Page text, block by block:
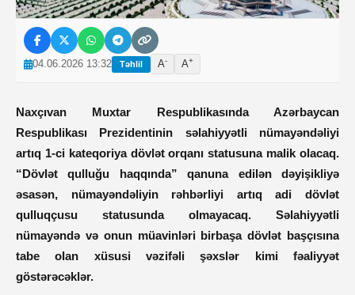
04.06.2026 13:32 Təhlil A- A+
Naxçıvan Muxtar Respublikasında Azərbaycan
Respublikası Prezidentinin səlahiyyətli nümayəndəliyi
artıq 1-ci kateqoriya dövlət orqanı statusuna malik olacaq.
“Dövlət qulluğu haqqında” qanuna edilən dəyişikliyə
əsasən, nümayəndəliyin rəhbərliyi artıq adi dövlət
qulluqçusu statusunda olmayacaq. Səlahiyyətli
nümayəndə və onun müavinləri birbaşa dövlət başçısına
tabe olan xüsusi vəzifəli şəxslər kimi fəaliyyət
göstərəcəklər.